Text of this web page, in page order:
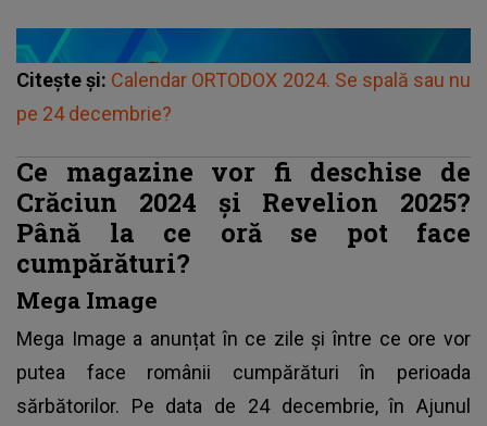
Citește și: Calendar ORTODOX 2024. Se spală sau nu
pe 24 decembrie?
Ce magazine vor fi deschise de
Crăciun 2024 și Revelion 2025?
Până la ce oră se pot face
cumpărături?
Mega Image
Mega Image a anunțat în ce zile și între ce ore vor
putea face românii cumpărături în perioada
sărbătorilor. Pe data de 24 decembrie, în Ajunul